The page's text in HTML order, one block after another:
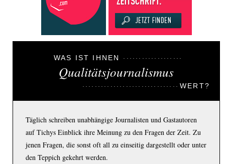
WAS IST IHNEN
Qualitätsjournalismus
WERT?
Täglich schreiben unabhängige Journalisten und Gastautoren
auf Tichys Einblick ihre Meinung zu den Fragen der Zeit. Zu
jenen Fragen, die sonst oft all zu einseitig dargestellt oder unter
den Teppich gekehrt werden.